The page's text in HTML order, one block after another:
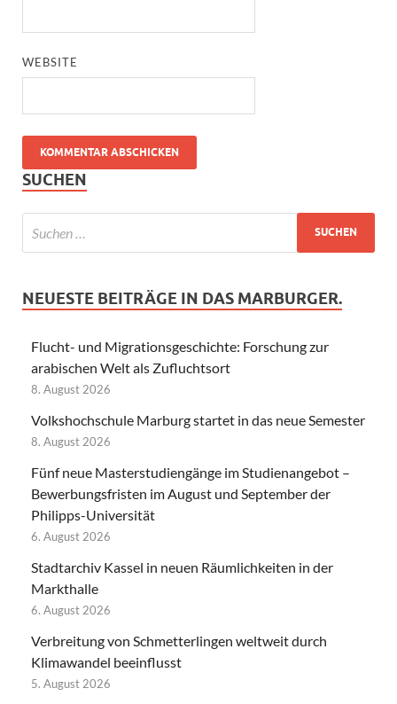
WEBSITE
SUCHEN
NEUESTE BEITRÄGE IN DAS MARBURGER.
Flucht- und Migrationsgeschichte: Forschung zur
arabischen Welt als Zufluchtsort
8. August 2026
Volkshochschule Marburg startet in das neue Semester
8. August 2026
Fünf neue Masterstudiengänge im Studienangebot –
Bewerbungsfristen im August und September der
Philipps-Universität
6. August 2026
Stadtarchiv Kassel in neuen Räumlichkeiten in der
Markthalle
6. August 2026
Verbreitung von Schmetterlingen weltweit durch
Klimawandel beeinflusst
5. August 2026